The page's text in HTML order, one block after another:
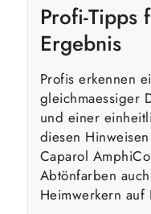
Profi-Tipps
Ergebnis
Profis erkennen
gleichmaessiger
und einer
diesen
Caparol
Abtönfarben
Heimwerkern auf